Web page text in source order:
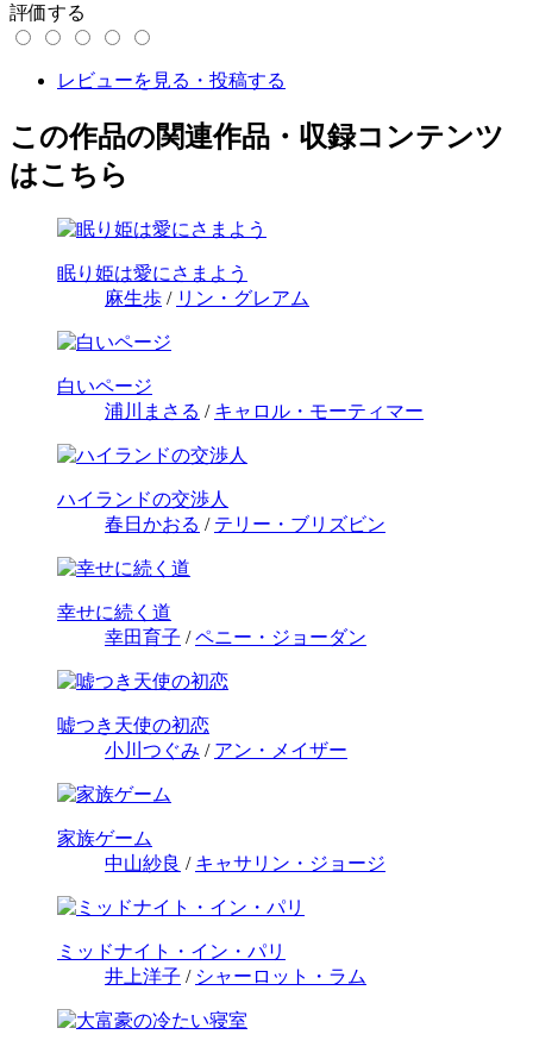
評価する
レビューを見る・投稿する
この作品の関連作品・収録コンテンツ
はこちら
眠り姫は愛にさまよう
麻生歩 / リン・グレアム
白いページ
浦川まさる / キャロル・モーティマー
ハイランドの交渉人
春日かおる / テリー・ブリズビン
幸せに続く道
幸田育子 /ペニー・ジョーダン
嘘つき天使の初恋
小川つぐみ / アン・メイザー
家族ゲーム
中山紗良 / キャサリン・ジョージ
ミッドナイト・イン・パリ
井上洋子 / シャーロット・ラム